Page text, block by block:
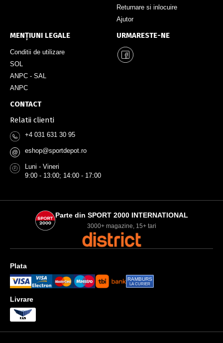
Returnare si inlocuire
Ajutor
MENȚIUNI LEGALE
Conditii de utilizare
SOL
ANPC - SAL
ANPC
URMARESTE-NE
CONTACT
Relatii clienti
+4 031 631 30 95
@ eshop@sportdepot.ro
Luni - Vineri
9:00 - 13:00; 14:00 - 17:00
Parte din SPORT 2000 INTERNATIONAL
3000+ magazine, 15+ tari
Plata
RAMBURS
LA CURIER
Livrare